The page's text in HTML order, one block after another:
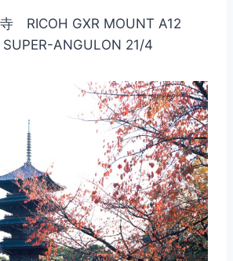
RICOH GXR MOUNT A12
SUPER-ANGULON 21/4